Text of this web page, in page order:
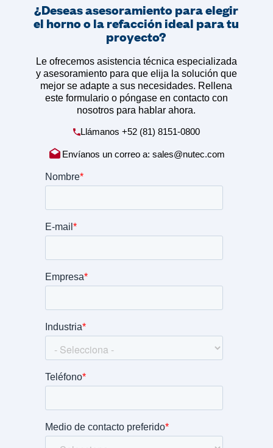
¿Deseas asesoramiento para elegir
el horno o la refacción ideal para tu
proyecto?
Le ofrecemos asistencia técnica especializada
y asesoramiento para que elija la solución que
mejor se adapte a sus necesidades. Rellena
este formulario o póngase en contacto con
nosotros para hablar ahora.
Llámanos +52 (81) 8151-0800
Envíanos un correo a:sales@nutec.com